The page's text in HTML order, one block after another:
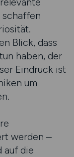
schaffen
Blick, dass
haben, der
Eindruck ist
um
werden –
auf die